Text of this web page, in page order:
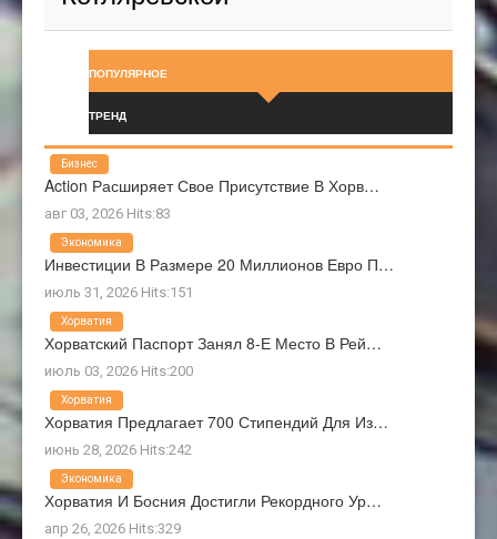
ПОПУЛЯРНОЕ
ТРЕНД
Action Расширяет Свое Присутствие В Хорв…
авг 03, 2026 Hits:83
Бизнес
Инвестиции В Размере 20 Миллионов Евро П…
июль 31, 2026 Hits:151
Экономика
Хорватский Паспорт Занял 8-Е Место В Рей…
июль 03, 2026 Hits:200
Хорватия
Хорватия Предлагает 700 Стипендий Для Из…
июнь 28, 2026 Hits:242
Хорватия
Хорватия И Босния Достигли Рекордного Ур…
апр 26, 2026 Hits:329
Экономика